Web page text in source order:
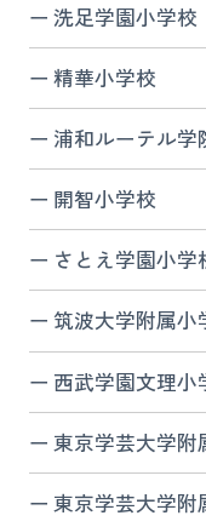
洗足学園小学校
精華小学校
浦和ルーテル学
開智小学校
さとえ学園小学
筑波大学附属小
西武学園文理小
東京学芸大学附
東京学芸大学附